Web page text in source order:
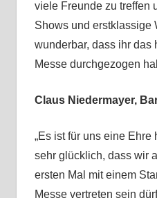
viele Freunde zu treffen
Shows und erstklassige
wunderbar, dass ihr das
Messe durchgezogen
Claus Niedermayer,
„Es ist für uns eine
sehr glücklich, dass wir
ersten Mal mit einem
Messe vertreten sein